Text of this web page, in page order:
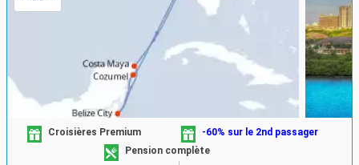
Croisières Premium
-60% sur le 2nd passager
Pension complète